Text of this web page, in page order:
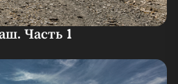
Часть 1